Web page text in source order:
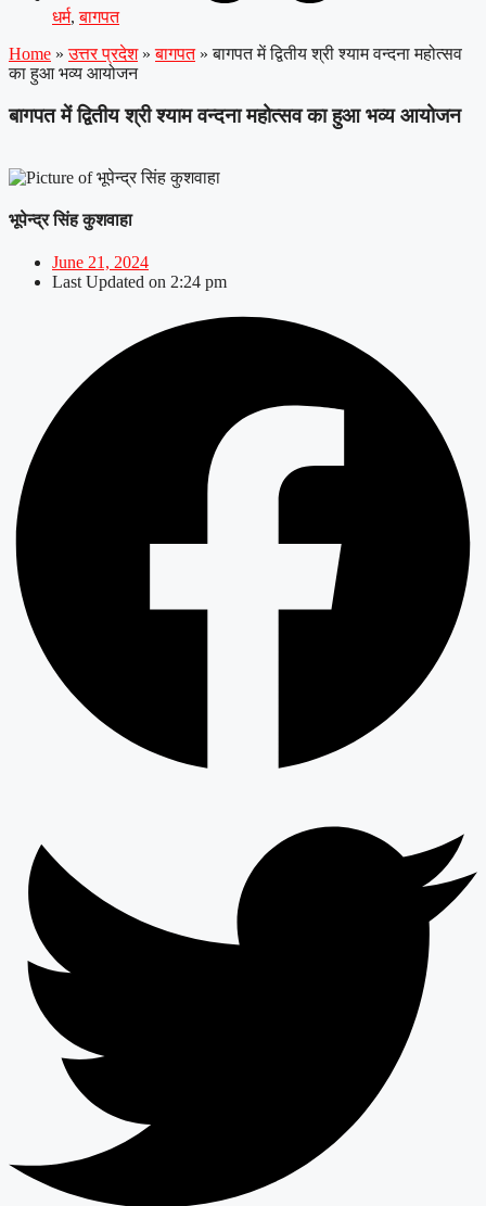
धर्म,बागपत
Home » उत्तर प्रदेश » बागपत » बागपत में द्वितीय श्री श्याम वन्दना महोत्सव
का हुआ भव्य आयोजन
बागपत में द्वितीय श्री श्याम वन्दना महोत्सव का हुआ भव्य आयोजन
भूपेन्द्र सिंह कुशवाहा
June 21, 2024
Last Updated on 2:24 pm